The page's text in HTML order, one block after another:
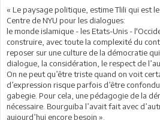
« Le paysage politique, estime Tlili qui est
Centre de NYU pour les dialogues:
le monde islamique - les Etats-Unis -
construire, avec toute la complexité du
reposer sur une culture de la démocratie
dialogue, la considération, le respect de
On ne peut qu’être triste quand on voit
d’expression risque parfois d’être
gabegie. Pour cela, une pédagogie de la
nécessaire. Bourguiba l’avait fait avec
aujourd’hui encore besoin ».